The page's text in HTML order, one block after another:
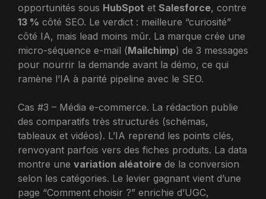
opportunités sous HubSpot et Salesforce, contre
13 % côté SEO. Le verdict : meilleure “curiosité”
côté IA, mais lead moins mûr. La marque crée une
micro-séquence e-mail (Mailchimp) de 3 messages
pour nourrir la demande avant la démo, ce qui
ramène l’IA à parité pipeline avec le SEO.
Cas #3 – Média e-commerce. La rédaction publie
des comparatifs très structurés (schémas,
tableaux et vidéos). L’IA reprend les points clés,
renvoyant parfois vers des fiches produits. La data
montre une variation aléatoire de la conversion
selon les catégories. Le levier gagnant vient d’une
page “Comment choisir ?” enrichie d’UGC,